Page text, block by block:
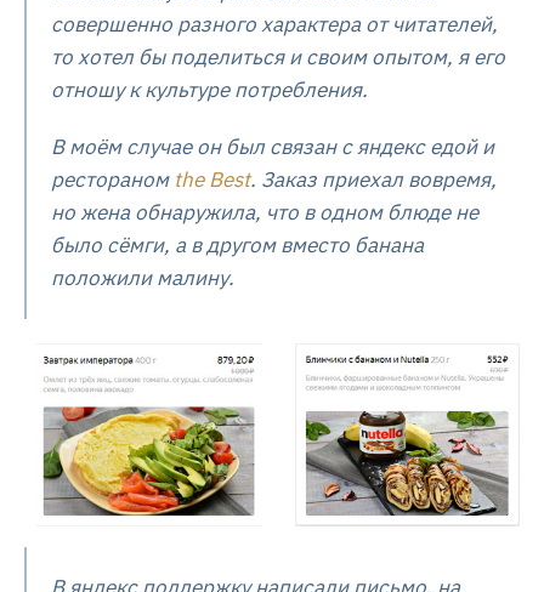
совершенно разного характера от читателей,
то хотел бы поделиться и своим опытом, я его
отношу к культуре потребления.
В моём случае он был связан с яндекс едой и
рестораном the Best. Заказ приехал вовремя,
но жена обнаружила, что в одном блюде не
было сёмги, а в другом вместо банана
положили малину.
В яндекс поддержку написали письмо, на